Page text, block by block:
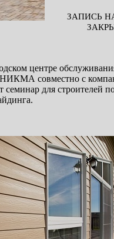
ЗАПИСЬ
центре
совместно с
семинар для строителей